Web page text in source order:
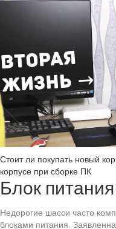
Стоит ли покупать новый
корпусе при сборке ПК
Блок
Недорогие шасси часто
блоками питания.